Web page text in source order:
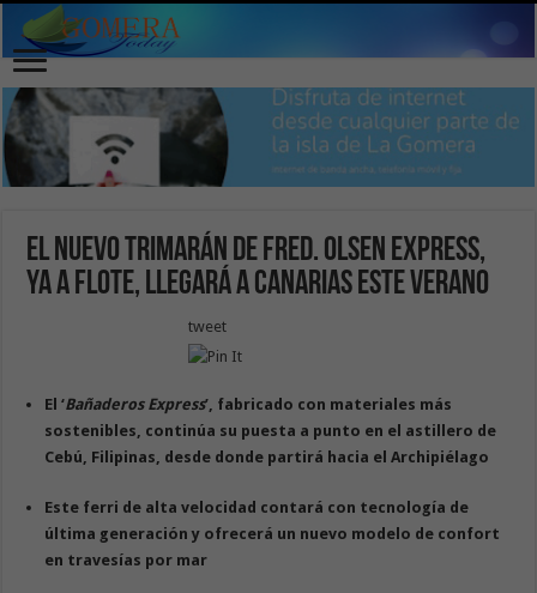
El nuevo trimarán de Fred. Olsen Express,
ya a flote, llegará a Canarias este verano
tweet
El ‘Bañaderos Express’, fabricado con materiales más
sostenibles, continúa su puesta a punto en el astillero de
Cebú, Filipinas, desde donde partirá hacia el Archipiélago
Este ferri de alta velocidad contará con tecnología de
última generación y ofrecerá un nuevo modelo de confort
en travesías por mar